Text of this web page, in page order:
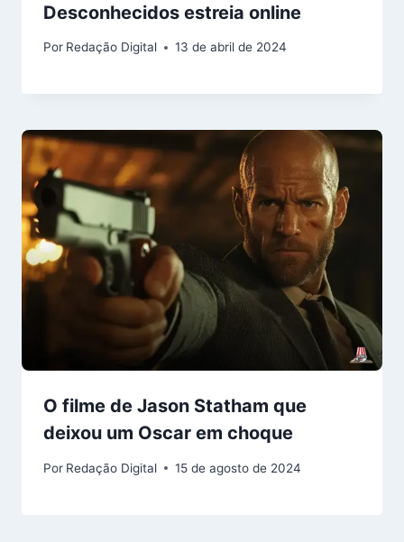
Desconhecidos estreia online
Por Redação Digital 13 de abril de 2024
O filme de Jason Statham que
deixou um Oscar em choque
Por Redação Digital 15 de agosto de 2024